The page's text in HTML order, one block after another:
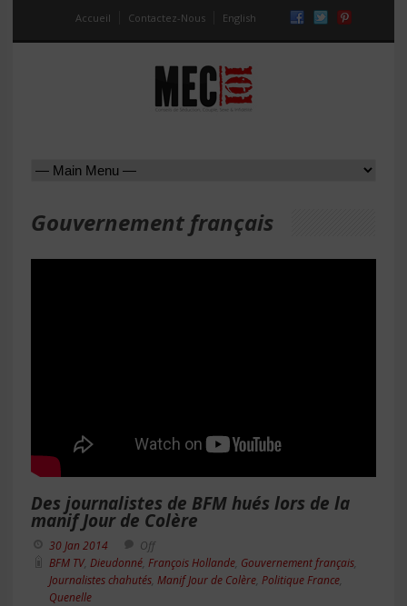
Accueil Contactez-Nous English
Gouvernement français
Des journalistes de BFM hués lors de la
manif Jour de Colère
30 Jan 2014
Off
BFM TV, Dieudonné François Hollande Gouvernement français
Journalistes chahutés Manif Jour de Colère Politique France
Quenelle